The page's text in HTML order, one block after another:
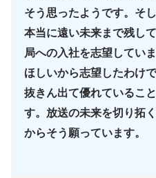
そう思ったようです。そ
本当に遠い未来まで残し
局への入社を志望してい
ほしいから志望したわけ
抜きん出て優れているこ
す。放送の未来を切り拓
からそう願っています。